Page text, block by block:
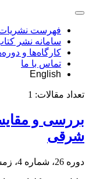
فهرست
سامانه نشر
کارگاه‌ها و
تماس با ما
English
تعداد مقالات: 1
شرقی
دوره 26، شماره 4، زمستان 1403، صفحه